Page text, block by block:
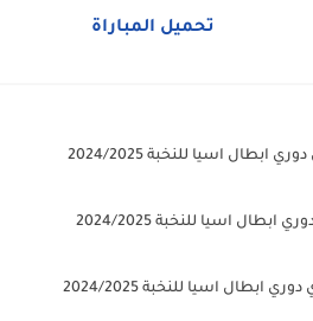
تحميل المباراة
اسيا للنخبة 2024/2025
اسيا للنخبة 2024/2025
اسيا للنخبة 2024/2025